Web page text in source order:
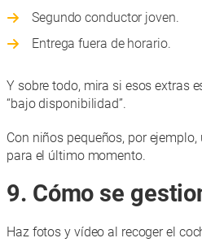
Segundo conductor joven.
Entrega fuera de horario.
Y sobre todo, mira si esos extras
“bajo disponibilidad”.
Con niños pequeños, por
para el último momento.
9. Cómo se
Haz fotos y vídeo al recoger el